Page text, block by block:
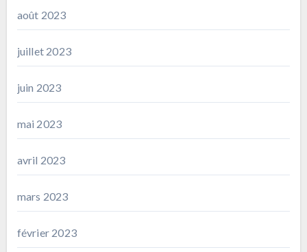
août 2023
juillet 2023
juin 2023
mai 2023
avril 2023
mars 2023
février 2023